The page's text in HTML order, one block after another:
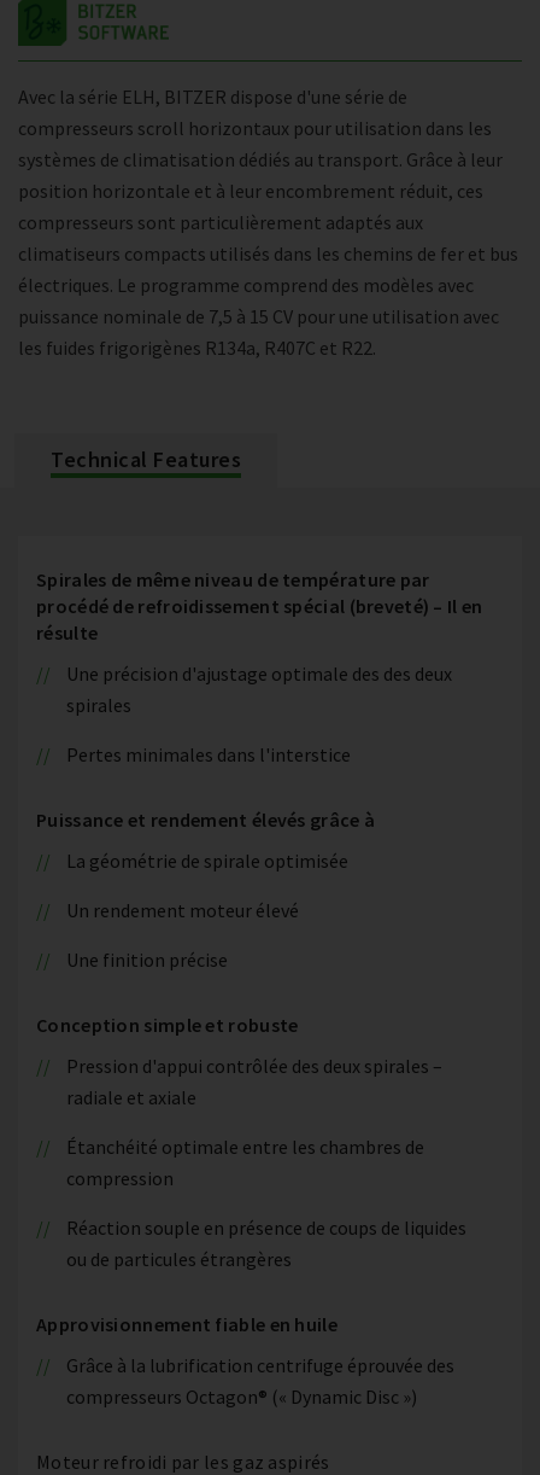
Avec la série ELH, BITZER dispose d'une série de
compresseurs scroll horizontaux pour utilisation dans les
systèmes de climatisation dédiés au transport. Grâce à leur
position horizontale et à leur encombrement réduit, ces
compresseurs sont particulièrement adaptés aux
climatiseurs compacts utilisés dans les chemins de fer et bus
électriques. Le programme comprend des modèles avec
puissance nominale de 7,5 à 15 CV pour une utilisation avec
les fuides frigorigènes R134a, R407C et R22.
Technical Features
Spirales de même niveau de température par
procédé de refroidissement spécial (breveté) – Il en
résulte
Une précision d'ajustage optimale des des deux
spirales
Pertes minimales dans l'interstice
Puissance et rendement élevés grâce à
La géométrie de spirale optimisée
Un rendement moteur élevé
Une finition précise
Conception simple et robuste
Pression d'appui contrôlée des deux spirales –
radiale et axiale
Étanchéité optimale entre les chambres de
compression
Réaction souple en présence de coups de liquides
ou de particules étrangères
Approvisionnement fiable en huile
Grâce à la lubrification centrifuge éprouvée des
compresseurs Octagon® (« Dynamic Disc »)
Moteur refroidi par les gaz aspirés